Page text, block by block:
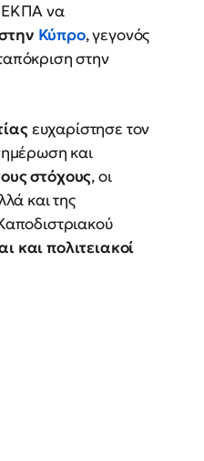
ΕΚΠΑ να
Κύπρο, γεγονός
στην
ευχαρίστησε τον
και
στόχους, οι
και της
και πολιτειακοί